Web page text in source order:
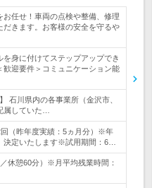
任せ！車両の点検や整備、修理
きます。お客様の安全を守るや
身に付けてステップアップでき
迎要件＞コミュニケーション能
石川県内の各事業所（金沢市、
属していた…
（昨年度実績：5ヵ月分）※年
決定いたします※試用期間：6…
休憩60分）※月平均残業時間：